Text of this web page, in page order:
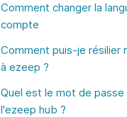
Comment changer la
compte
Comment puis-je résilier
à ezeep ?
Quel est le mot de
l'ezeep hub ?